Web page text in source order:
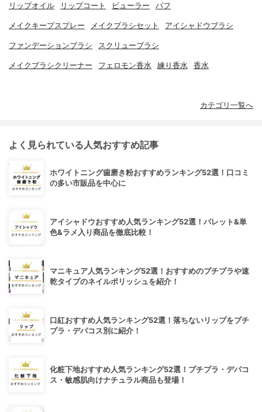
リップオイル リップコート ビューラー パフ
メイクキープスプレー メイクブラシセット アイシャドウブラシ
ファンデーションブラシ スクリューブラシ
メイクブラシクリーナー フェロモン香水 練り香水 香水
カテゴリ一覧へ
よく見られている人気おすすめ記事
ホワイトニング歯磨き粉おすすめランキング52選！口コミ
の多い市販品を中心に
アイシャドウおすすめ人気ランキング52選！パレット&単
色&ラメ入り商品を徹底比較！
マニキュア人気ランキング52選！おすすめのプチプラや速
乾タイプのネイルポリッシュを紹介！
口紅おすすめ人気ランキング52選！落ちないリップをプチ
プラ・デパコス別に紹介！
化粧下地おすすめ人気ランキング52選！プチプラ・デパコ
ス・敏感肌向けナチュラル商品も登場！